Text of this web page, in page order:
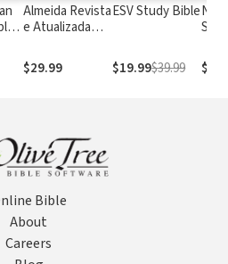
Almeida Revista
e Atualizada
números de
Strong
$29.99
ESV Study Bible
$19.99$39.99
Bible
About
Careers